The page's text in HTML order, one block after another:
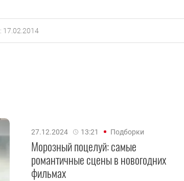
17.02.2014
27.12.2024 13:21 Подборки
Морозный поцелуй: самые
романтичные сцены в новогодних
фильмах